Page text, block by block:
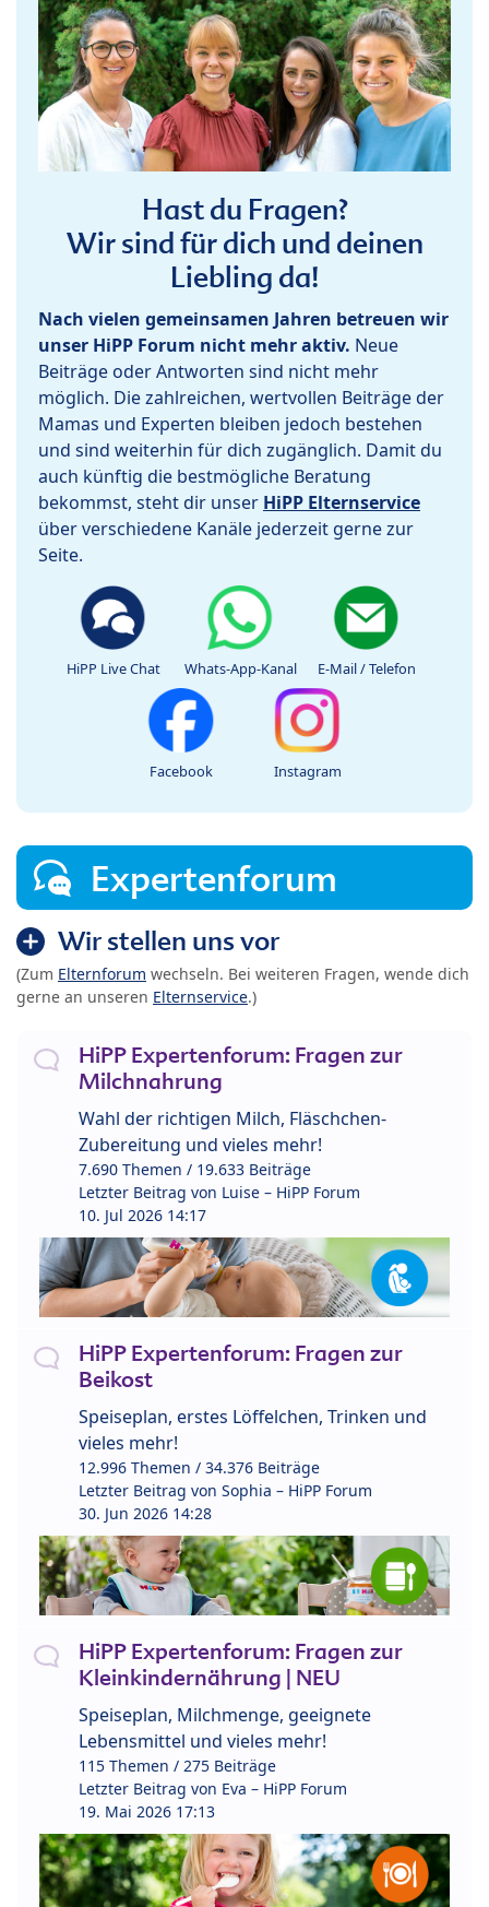
Hast du Fragen?
Wir sind für dich und deinen
Liebling da!
Nach vielen gemeinsamen Jahren betreuen wir
unser HiPP Forum nicht mehr aktiv. Neue
Beiträge oder Antworten sind nicht mehr
möglich. Die zahlreichen, wertvollen Beiträge der
Mamas und Experten bleiben jedoch bestehen
und sind weiterhin für dich zugänglich. Damit du
auch künftig die bestmögliche Beratung
bekommst, steht dir unser HiPP Elternservice
über verschiedene Kanäle jederzeit gerne zur
Seite.
HiPP Live Chat Whats-App-Kanal E-Mail / Telefon
Facebook Instagram
Expertenforum
Wir stellen uns vor
(Zum Elternforum wechseln. Bei weiteren Fragen, wende dich
gerne an unseren Elternservice.)
HiPP Expertenforum: Fragen zur
Milchnahrung
Wahl der richtigen Milch, Fläschchen-
Zubereitung und vieles mehr!
7.690 Themen / 19.633 Beiträge
Letzter Beitrag von Luise – HiPP Forum
10. Jul 2026 14:17
HiPP Expertenforum: Fragen zur
Beikost
Speiseplan, erstes Löffelchen, Trinken und
vieles mehr!
12.996 Themen / 34.376 Beiträge
Letzter Beitrag von Sophia – HiPP Forum
30. Jun 2026 14:28
HiPP Expertenforum: Fragen zur
Kleinkindernährung | NEU
Speiseplan, Milchmenge, geeignete
Lebensmittel und vieles mehr!
115 Themen / 275 Beiträge
Letzter Beitrag von Eva – HiPP Forum
19. Mai 2026 17:13